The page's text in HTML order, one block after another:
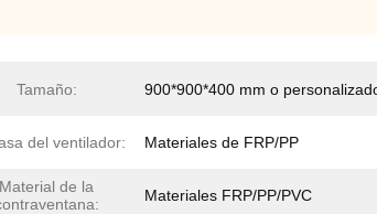
Tamaño: 900*900*400 mm o
del ventilador: Materiales de FRP/PP
Material de la
Materiales FRP/PP/PVC